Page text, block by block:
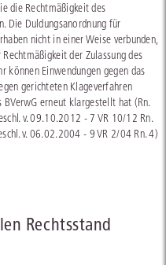
die Rechtmäßigkeit des
Die Duldungsanordnung für
nicht in einer Weise verbunden,
der Zulassung des
können Einwendungen gegen das
gerichteten Klageverfahren
erneut klargestellt hat (Rn.
v. 09.10.2012 - 7 VR 10/12 Rn.
v. 06.02.2004 - 9 VR 2/04 Rn. 4).
Rechtsstand